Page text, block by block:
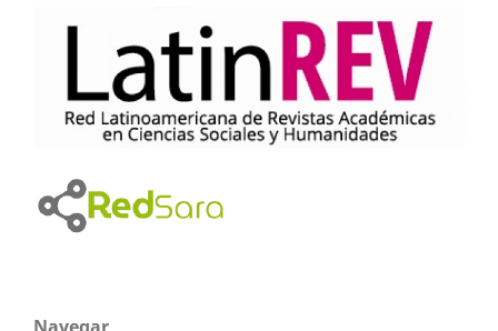
Navegar